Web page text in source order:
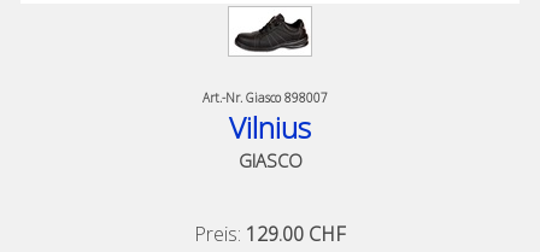
Art.-Nr. Giasco 898007
Vilnius
GIASCO
Preis: 129.00 CHF